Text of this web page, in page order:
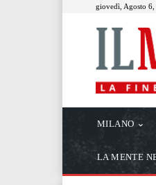
giovedì, Agosto
MILANO
LA MENTE